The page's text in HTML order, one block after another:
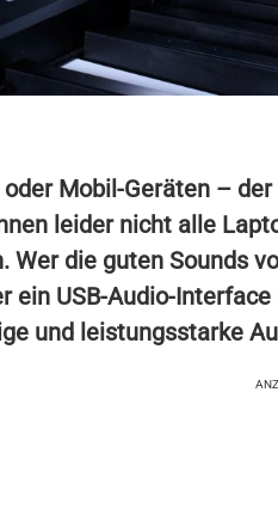
Mobil-Geräten –
leider nicht alle
die guten Sounds
ein USB-Audio-
und leistungsstarke